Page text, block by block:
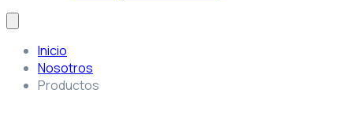
Inicio
Nosotros
Productos